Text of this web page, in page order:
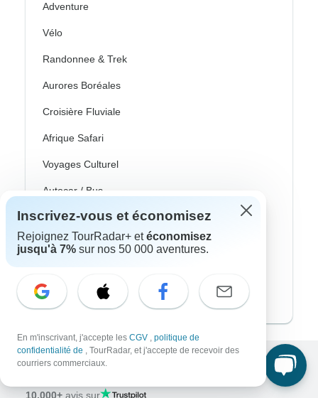
Adventure
Vélo
Randonnee & Trek
Aurores Boréales
Croisière Fluviale
Afrique Safari
Voyages Culturel
Autocar / Bus
Train Et Rail
Plage
Voyages Privés
10,000+ avis sur
Inscrivez-vous et économisez
Rejoignez TourRadar+ etéconomisez
jusqu'à 7% sur nos 50 000 aventures.
En m'inscrivant, j'accepte les CGV , politique de
confidentialité de , TourRadar, et j'accepte de recevoir des
courriers commerciaux.